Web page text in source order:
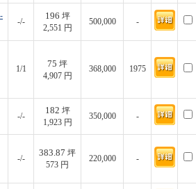
-/-
196 坪
2,551 円
500,000 -
1/1
75 坪
4,907 円
368,000 1975
-/-
182 坪
1,923 円
350,000 -
-/-
383.87 坪
573 円
220,000 -